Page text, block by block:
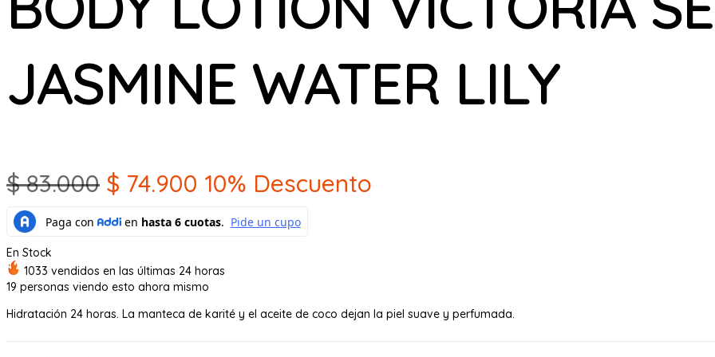
JASMINE WATER LILY
$83.000 El
precio
era:
$ 83.000.
$ 74.900 El
precio
es:
$ 74.900.
10% Descuento
En Stock
1033 vendidos en las últimas 24 horas
19 personas viendo esto ahora mismo
Hidratación 24 horas. La manteca de karité y el aceite de coco dejan la piel suave y perfumada.